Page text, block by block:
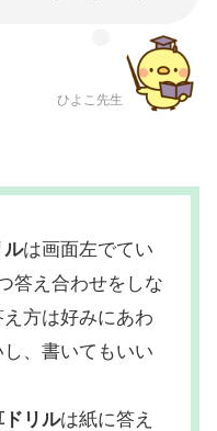
ひよこ先生
ルは画面左でてい
答え合わせをしな
方は好みにあわ
、書いてもいい
リルは紙に答え